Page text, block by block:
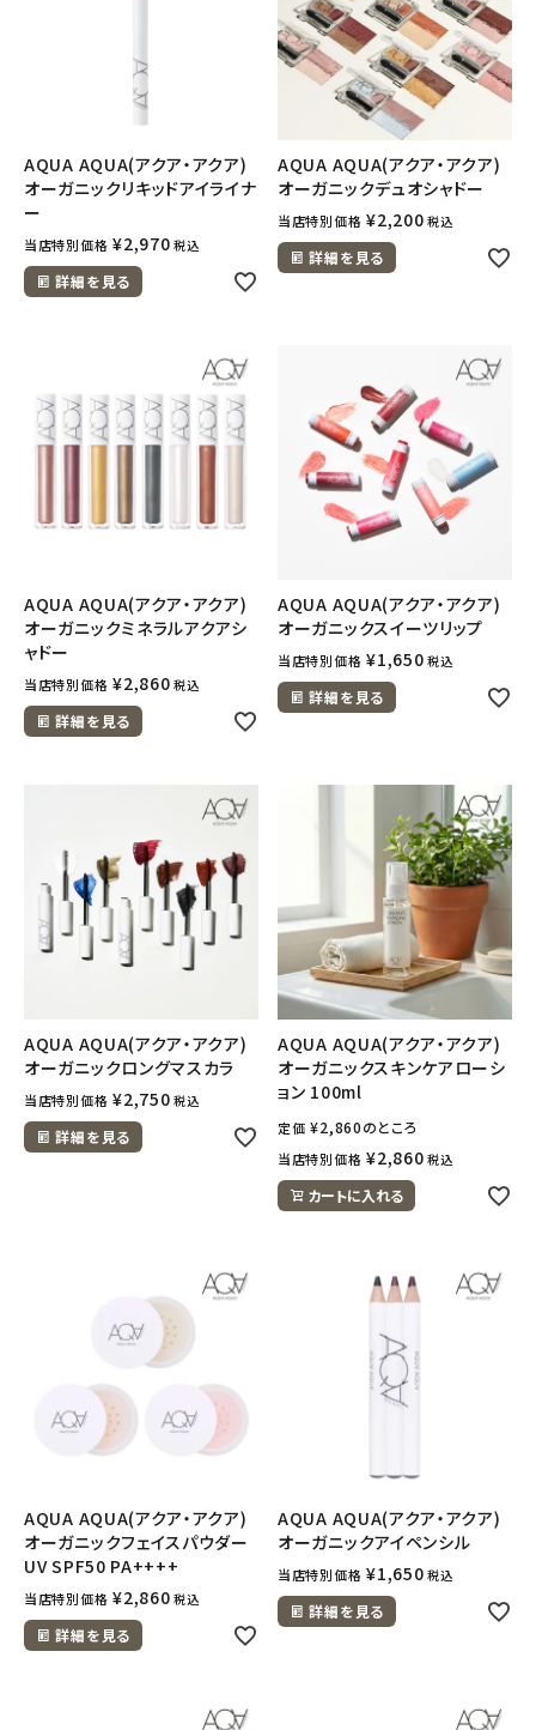
アカウント情報
ようこそ ゲスト 様
meeting_room ログイン person 会員登録
AQUA AQUA(アクア・アクア)
オーガニックリキッドアイライナ
ー
当店特別価格 ¥2,970 税込
詳細を見る
AQUA AQUA(アクア・アクア)
オーガニックデュオシャドー
当店特別価格 ¥2,200 税込
詳細を見る
AQUA AQUA(アクア・アクア)
オーガニックミネラルアクアシ
ャドー
当店特別価格 ¥2,860 税込
詳細を見る
AQUA AQUA(アクア・アクア)
オーガニックスイーツリップ
当店特別価格 ¥1,650 税込
詳細を見る
AQUA AQUA(アクア・アクア)
オーガニックロングマスカラ
当店特別価格 ¥2,750 税込
詳細を見る
AQUA AQUA(アクア・アクア)
オーガニックスキンケアローシ
ョン 100ml
定価 ¥2,860のところ
当店特別価格 ¥2,860 税込
カートに入れる
AQUA AQUA(アクア・アクア)
オーガニックフェイスパウダー
UV SPF50 PA++++
当店特別価格 ¥2,860 税込
詳細を見る
AQUA AQUA(アクア・アクア)
オーガニックアイペンシル
当店特別価格 ¥1,650 税込
詳細を見る